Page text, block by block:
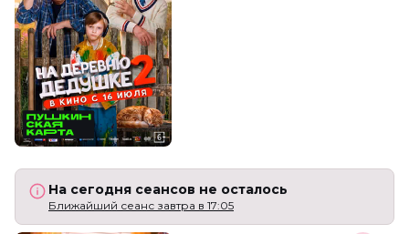
На сегодня сеансов не осталось
Ближайший сеанс завтра в 17:05